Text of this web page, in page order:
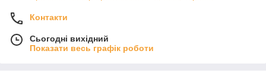
Контакти
Сьогодні вихідний
Показати весь графік роботи